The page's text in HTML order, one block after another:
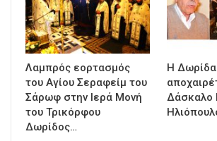
Λαμπρός εορτασμός
του Αγίου Σεραφείμ του
Σάρωφ στην Ιερά Μονή
του Τρικόρφου
Δωρίδος…
Η Δωρίδα
Δάσκαλο